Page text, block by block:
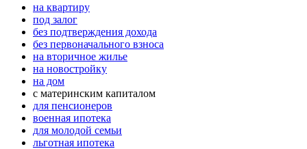
на квартиру
под залог
без подтверждения дохода
без первоначального взноса
на вторичное жилье
на новостройку
на дом
с материнским капиталом
для пенсионеров
военная ипотека
для молодой семьи
льготная ипотека